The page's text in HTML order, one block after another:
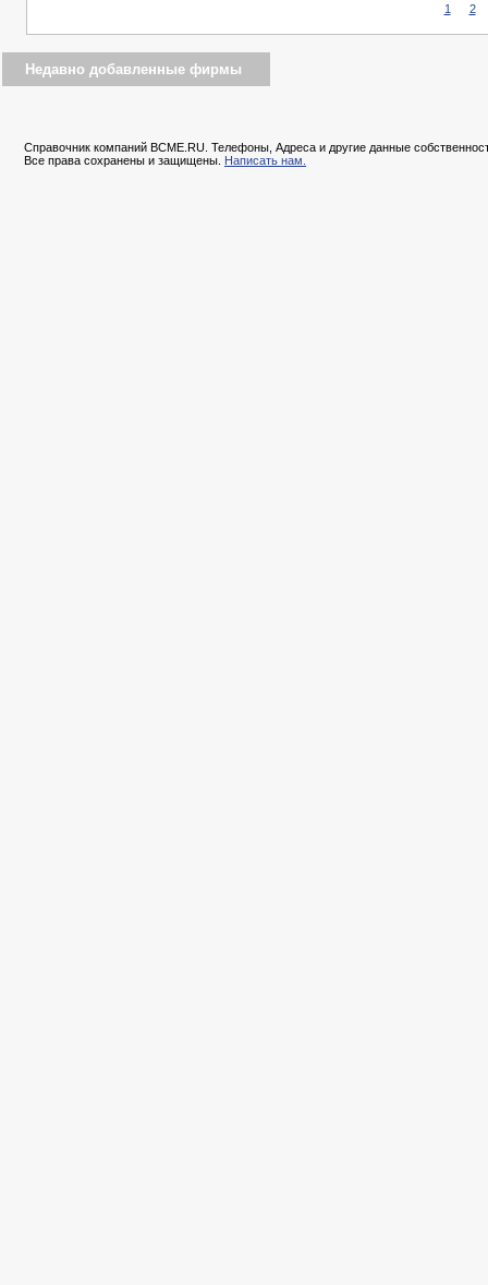
1 2
Недавно добавленные фирмы
Справочник компаний BCME.RU. Телефоны, Адреса и другие данные
Все права сохранены и защищены. Написать нам.